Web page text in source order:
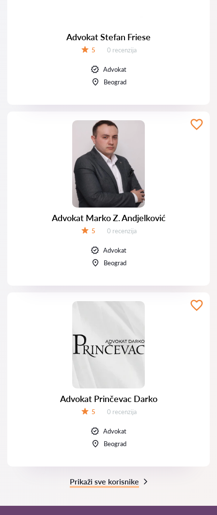
Advokat Stefan Friese
5 Recenzija:
0 recenzija
Advokat
Beograd
Advokat Marko Z. Andjelković
5 Recenzija:
0 recenzija
Advokat
Beograd
Advokat Prinčevac Darko
5 Recenzija:
0 recenzija
Advokat
Beograd
Prikaži sve korisnike